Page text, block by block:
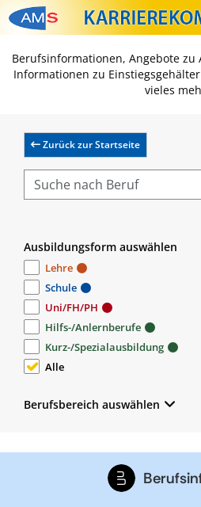
Berufsinformationen, Angebote
Informationen zu
vieles
Zurück zur Startseite
Ausbildungsform auswählen
Lehre
Schule
Uni/FH/PH
Hilfs-/Anlernberufe
Kurz-/Spezialausbildung
Alle
Berufsbereich auswählen